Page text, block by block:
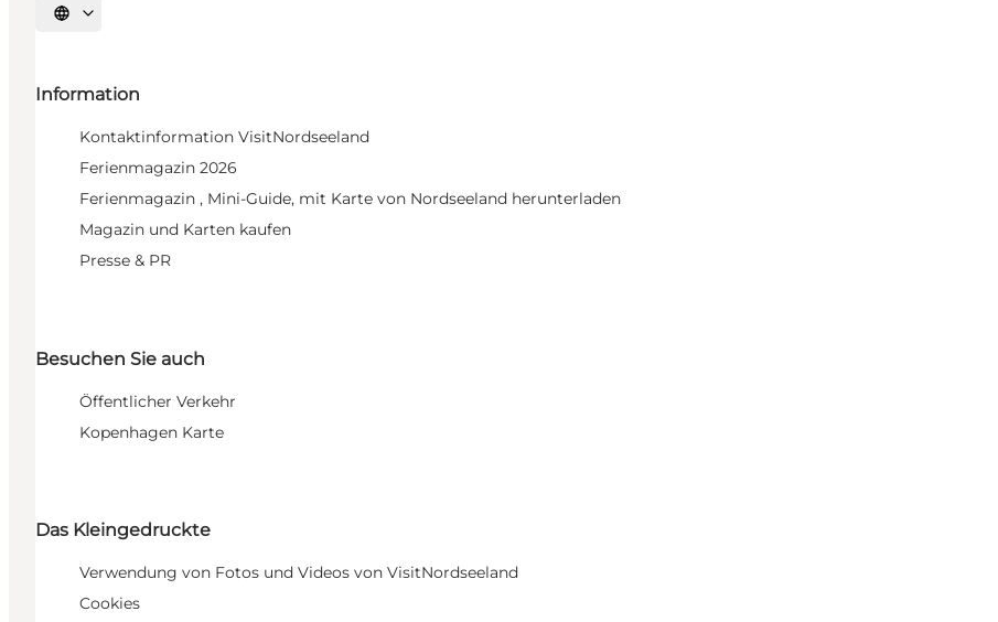
Sprache auswählen
Information
Kontaktinformation VisitNordseeland
Ferienmagazin 2026
Ferienmagazin , Mini-Guide, mit Karte von Nordseeland herunterladen
Magazin und Karten kaufen
Presse & PR
Besuchen Sie auch
Öffentlicher Verkehr
Kopenhagen Karte
Das Kleingedruckte
Verwendung von Fotos und Videos von VisitNordseeland
Cookies